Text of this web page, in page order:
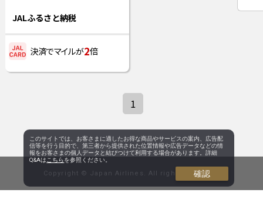
JALふるさと納税
決済でマイルが2倍
1
Copyright © Japan Airlines. All rights reserved.
このサイトでは、お客さまに適したお得な商品やサービスの案内、広告配
信等を行う目的で、第三者から提供された位置情報や広告データなどの情
報をお客さまの個人データと結びつけて利用する場合があります。詳細
Q&Aは こちらを参照ください。
確認